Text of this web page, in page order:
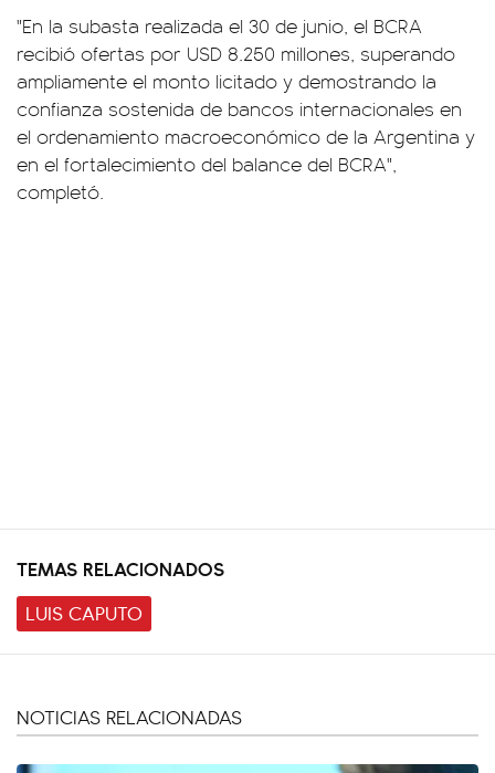
"En la subasta realizada el 30 de junio, el BCRA
recibió ofertas por USD 8.250 millones, superando
ampliamente el monto licitado y demostrando la
confianza sostenida de bancos internacionales en
el ordenamiento macroeconómico de la Argentina y
en el fortalecimiento del balance del BCRA",
completó.
TEMAS RELACIONADOS
LUIS CAPUTO
NOTICIAS RELACIONADAS